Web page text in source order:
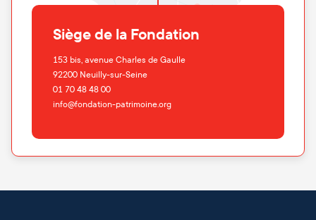
Siège de la Fondation
153 bis, avenue Charles de Gaulle
92200 Neuilly-sur-Seine
01 70 48 48 00
info@fondation-patrimoine.org